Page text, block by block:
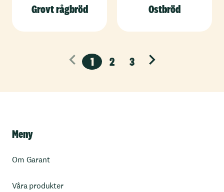
Grovt rågbröd Ostbröd
1 2 3 Nästa
Meny
Om Garant
Våra produkter